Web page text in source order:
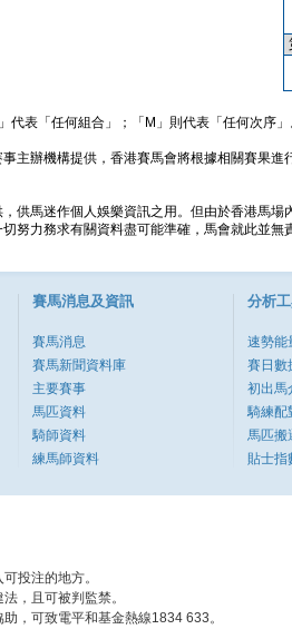
代表「任何組合」；「M」則代表「任何次序
主辦機構提供，香港賽馬會將根據相關賽果進
供馬迷作個人娛樂資訊之用。但由於香港馬
努力務求有關資料盡可能準確，馬會就此並
賽馬消息及資訊
賽馬消息
賽馬新聞資料庫
主要賽事
馬匹資料
騎師資料
練馬師資料
分析
速勢能
賽日數
初出馬
騎練配
馬匹搬
貼士指
投注的地方。
，且可被判監禁。
，可致電平和基金熱線1834 633。